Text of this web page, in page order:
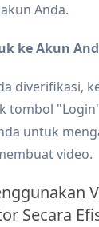
Anda.
ke Akun
diverifikasi,
tombol
untuk
video.
Secara